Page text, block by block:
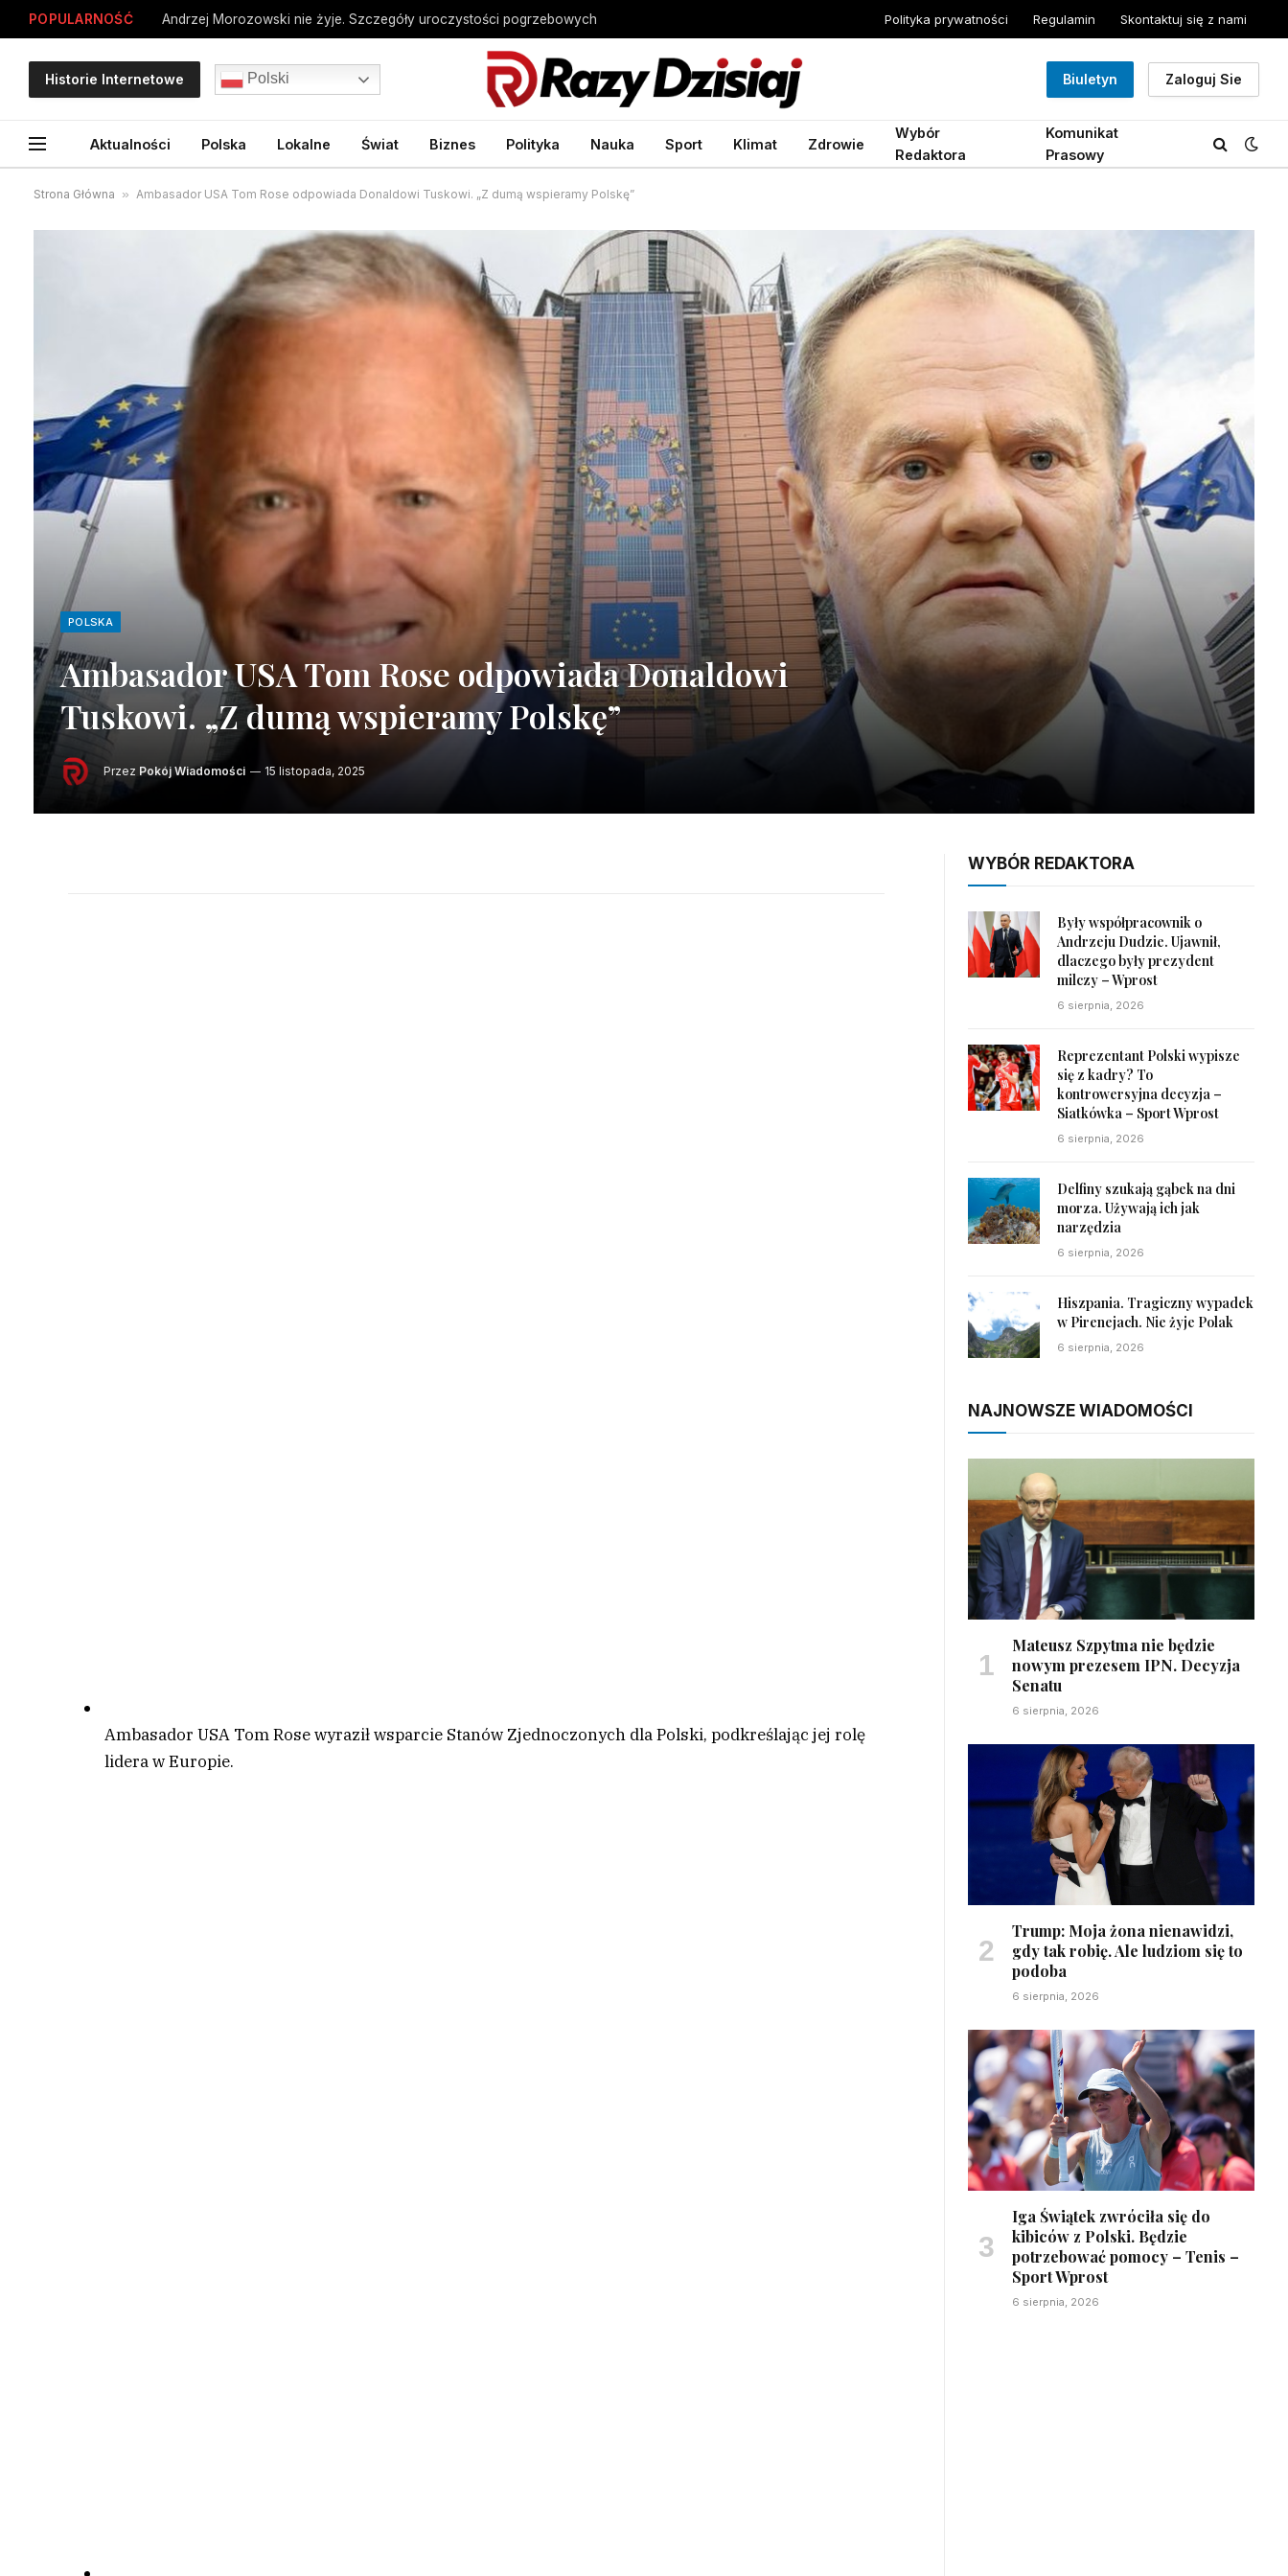
POPULARNOŚĆ Andrzej Morozowski nie żyje. Szczegóły uroczystości pogrzebowych Polityka prywatności Regulamin Skontaktuj się z nami
Historie Internetowe Polski Biuletyn Zaloguj Sie
Aktualności Polska Lokalne Świat Biznes Polityka Nauka Sport Klimat Zdrowie
Wybór
Redaktora
Komunikat
Prasowy
Strona Główna » Ambasador USA Tom Rose odpowiada Donaldowi Tuskowi. „Z dumą wspieramy Polskę”
POLSKA
Ambasador USA Tom Rose odpowiada Donaldowi
Tuskowi. „Z dumą wspieramy Polskę”
Przez Pokój Wiadomości 15 listopada, 2025
Ambasador USA Tom Rose wyraził wsparcie Stanów Zjednoczonych dla Polski, podkreślając jej rolę
lidera w Europie.
WYBÓR REDAKTORA
Były współpracownik o
Andrzeju Dudzie. Ujawnił,
dlaczego były prezydent
milczy – Wprost
6 sierpnia, 2026
Reprezentant Polski wypisze
się z kadry? To
kontrowersyjna decyzja –
Siatkówka – Sport Wprost
6 sierpnia, 2026
Delfiny szukają gąbek na dni
morza. Używają ich jak
narzędzia
6 sierpnia, 2026
Hiszpania. Tragiczny wypadek
w Pirenejach. Nie żyje Polak
6 sierpnia, 2026
NAJNOWSZE WIADOMOŚCI
Mateusz Szpytma nie będzie
nowym prezesem IPN. Decyzja
Senatu
6 sierpnia, 2026
Trump: Moja żona nienawidzi,
gdy tak robię. Ale ludziom się to
podoba
6 sierpnia, 2026
Iga Świątek zwróciła się do
kibiców z Polski. Będzie
potrzebować pomocy – Tenis –
Sport Wprost
6 sierpnia, 2026